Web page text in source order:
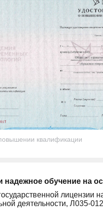
квалификации
надежное обучение на
лицензии
деятельности, Л035-